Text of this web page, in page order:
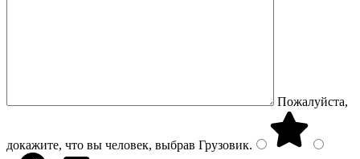
Пожалуйста,
докажите, что вы человек, выбрав Грузовик.